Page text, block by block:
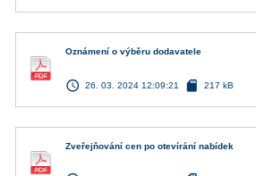
Oznámení o výběru dodavatele
access_time 26. 03. 2024 12:09:21 sd_card 217 kB
Zveřejňování cen po otevírání nabídek